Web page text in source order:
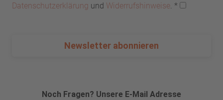
Datenschutzerklärung und Widerrufshinweise *
Newsletter abonnieren
Noch Fragen? Unsere E-Mail Adresse